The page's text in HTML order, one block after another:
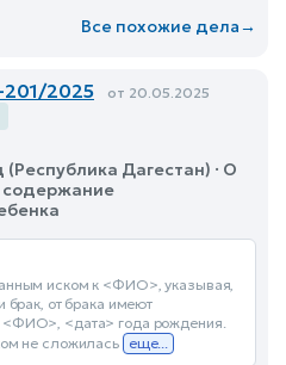
Все похожие дела→
2025 от 20.05.2025
Дагестан) · О
содержание
иском к <ФИО>, указывая,
брак, от брака имеют
<дата> года рождения.
не сложилась еще...